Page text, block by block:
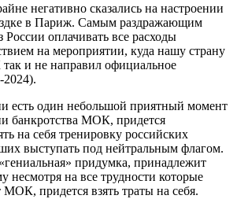
негативно сказались на настроении
в Париж. Самым раздражающим
России оплачивать все расходы
на мероприятии, куда нашу страну
и не направил официальное
есть один небольшой приятный момент
банкротства МОК, придется
на себя тренировку российских
выступать под нейтральным флагом.
придумка, принадлежит
несмотря на все трудности которые
придется взять траты на себя.